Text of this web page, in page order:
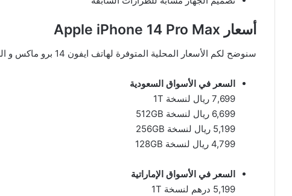
أسعار Apple iPhone 14 Pro Max
سنوضح لكم الأسعار المحلية المتوفرة لهاتف ايفون 14 برو ماكس و السعر المحلي التقريبي من السعر العالمي.
السعر في الأسواق السعودية
7,699 ريال لنسخة 1T
6,699 ريال لنسخة 512GB
5,199 ريال لنسخة 256GB
4,799 ريال لنسخة 128GB
السعر في الأسواق الإماراتية
5,199 درهم لنسخة 1T